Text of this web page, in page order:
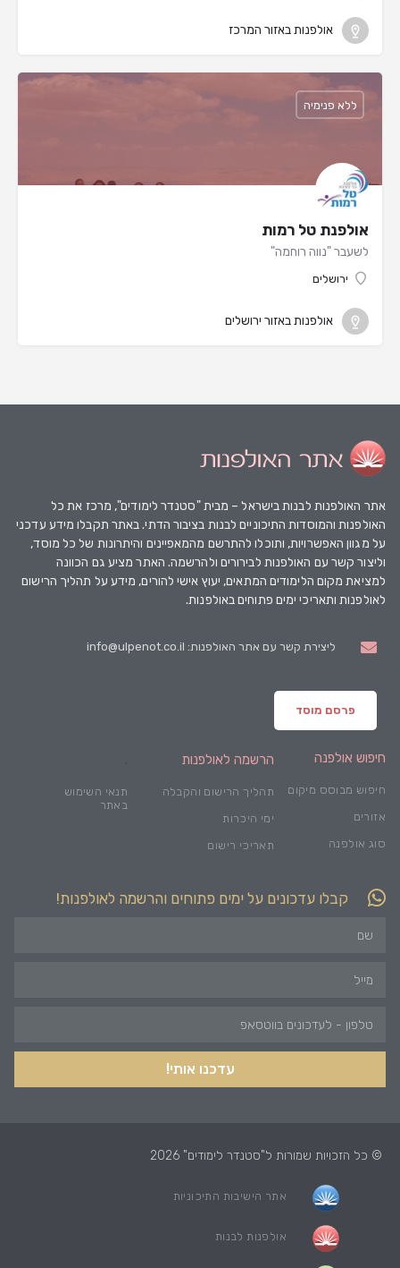
אולפנות באזור המרכז
אולפנת טל רמות
לשעבר "נווה רוחמה"
ירושלים
ללא פנימיה
אולפנות באזור ירושלים
אתר האולפנות לבנות בישראל – מבית "סטנדר לימודים", מרכז את כל
האולפנות והמוסדות התיכוניים לבנות בציבור הדתי. באתר תקבלו מידע עדכני
על מגוון האפשרויות, ותוכלו להתרשם מהמאפיינים והיתרונות של כל מוסד,
וליצור קשר עם האולפנות לבירורים ולהרשמה. האתר מציע גם הכוונה
למציאת מקום הלימודים המתאים, יעוץ אישי להורים, מידע על תהליך הרישום
לאולפנות ותאריכי ימים פתוחים באולפנות.
ליצירת קשר עם אתר האולפנות: info@ulpenot.co.il
פרסם מוסד
חיפוש אולפנה
חיפוש מבוסס מיקום
אזורים
סוג אולפנה
הרשמה לאולפנות
תהליך הרישום והקבלה
ימי היכרות
תאריכי רישום
.
תנאי השימוש
באתר
קבלו עדכונים על ימים פתוחים והרשמה לאולפנות!
עדכנו אותי!
© כל הזכויות שמורות ל"סטנדר לימודים" 2026
אתר הישיבות התיכוניות
אולפנות לבנות